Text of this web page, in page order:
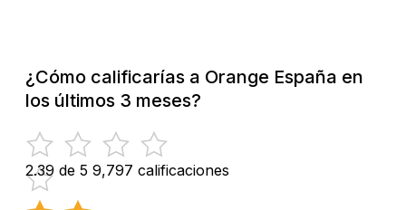
¿Cómo calificarías a Orange España en
los últimos 3 meses?
2.39 de 5 9,797 calificaciones